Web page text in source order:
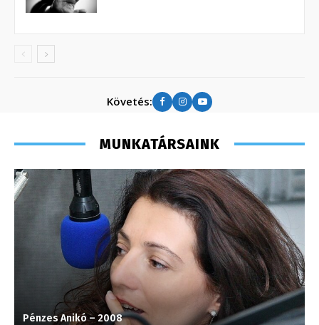
Követés:
MUNKATÁRSAINK
Pénzes Anikó – 2008